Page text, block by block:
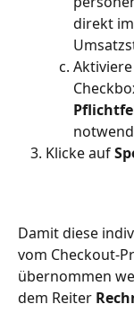
direkt
Klicke auf
Damit diese
vom Checkout-
übernommen
dem Reiter